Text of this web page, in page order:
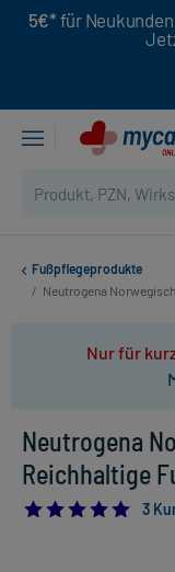
5€* für
Fußpflegeprodukte
/ Neutrogena
Nur für
Neutrogena
Reichhaltige
5.0
3